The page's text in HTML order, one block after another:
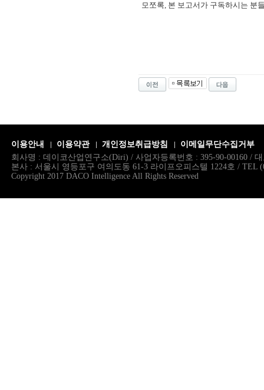
모쪼록, 본 보고서가 구독하시는 분
이용안내 이용약관 개인정보취급방침
이메일무단수집거부
회사명 : 데이코산업연구소(Diri) / 사업자등록번호 : 395-90-00160 /
본사 : 서울시 영등포구 여의도동 61-3 라이프오피스텔 1224호 / TEL
Copyright 2017 DACO Intelligence All Rights Reserved